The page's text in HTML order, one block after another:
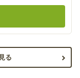
る